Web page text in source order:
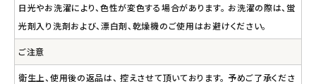
日光やお洗濯により、色性が変色する場合があります。 お洗濯の際は、蛍
光剤入り洗剤および、漂白剤、乾燥機のご使用はお避けください。
ご注意
衛生上、使用後の返品は、 控えさせて頂いております。 予めご了承くださ